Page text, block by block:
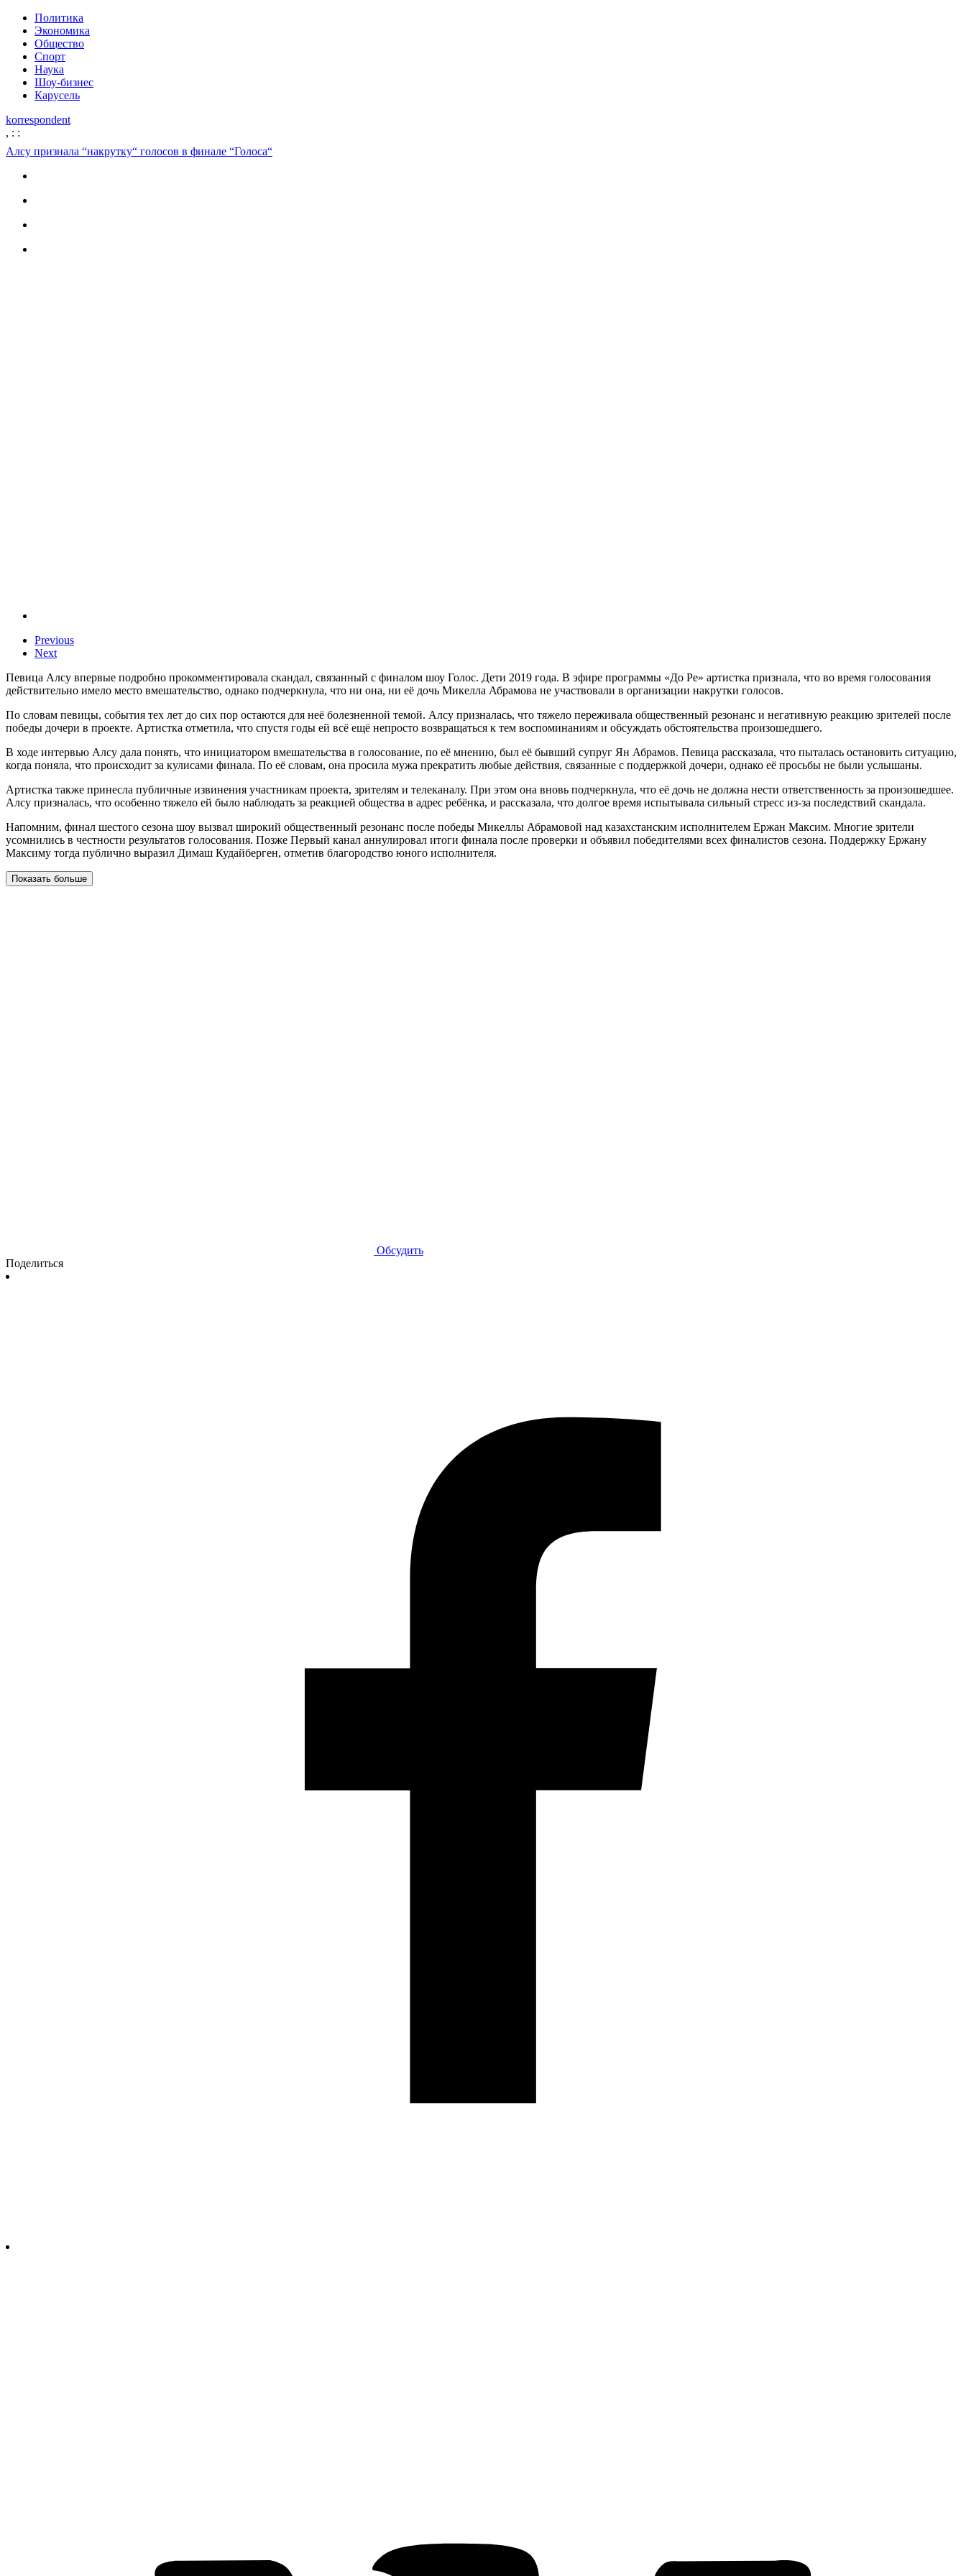
Политика
Экономика
Общество
Спорт
Наука
Шоу-бизнес
Карусель
korrespondent
, : :
Алсу признала “накрутку“ голосов в финале “Голоса“
Previous
Next
Певица Алсу впервые подробно прокомментировала скандал, связанный с финалом шоу Голос. Дети 2019 года. В эфире программы «До Ре» артистка признала, что во время голосования
действительно имело место вмешательство, однако подчеркнула, что ни она, ни её дочь Микелла Абрамова не участвовали в организации накрутки голосов.
По словам певицы, события тех лет до сих пор остаются для неё болезненной темой. Алсу призналась, что тяжело переживала общественный резонанс и негативную реакцию зрителей после
победы дочери в проекте. Артистка отметила, что спустя годы ей всё ещё непросто возвращаться к тем воспоминаниям и обсуждать обстоятельства произошедшего.
В ходе интервью Алсу дала понять, что инициатором вмешательства в голосование, по её мнению, был её бывший супруг Ян Абрамов. Певица рассказала, что пыталась остановить ситуацию,
когда поняла, что происходит за кулисами финала. По её словам, она просила мужа прекратить любые действия, связанные с поддержкой дочери, однако её просьбы не были услышаны.
Артистка также принесла публичные извинения участникам проекта, зрителям и телеканалу. При этом она вновь подчеркнула, что её дочь не должна нести ответственность за произошедшее.
Алсу призналась, что особенно тяжело ей было наблюдать за реакцией общества в адрес ребёнка, и рассказала, что долгое время испытывала сильный стресс из-за последствий скандала.
Напомним, финал шестого сезона шоу вызвал широкий общественный резонанс после победы Микеллы Абрамовой над казахстанским исполнителем Ержан Максим. Многие зрители
усомнились в честности результатов голосования. Позже Первый канал аннулировал итоги финала после проверки и объявил победителями всех финалистов сезона. Поддержку Ержану
Максиму тогда публично выразил Димаш Кудайберген, отметив благородство юного исполнителя.
Показать больше
Обсудить
Поделиться